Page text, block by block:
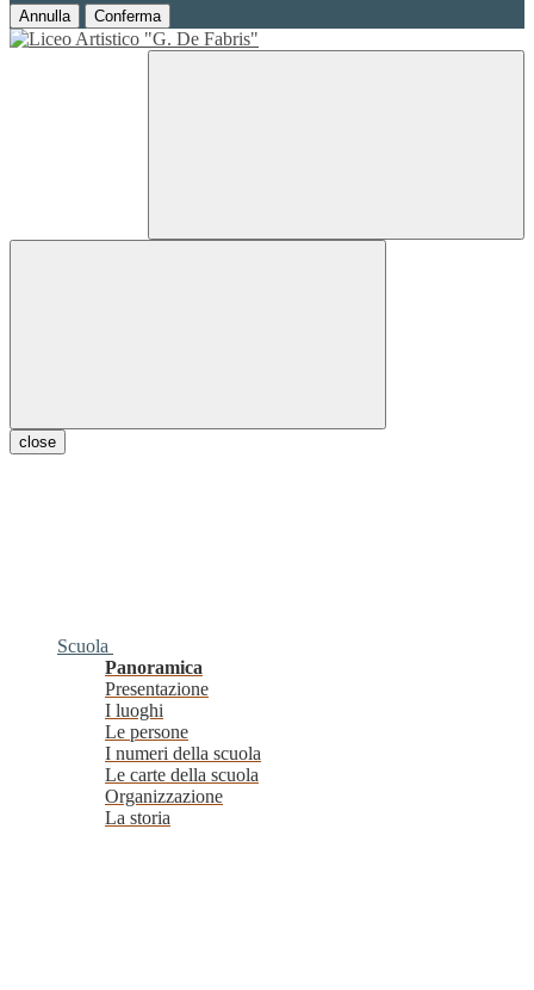
Annulla Conferma
close
Scuola
Panoramica
Presentazione
I luoghi
Le persone
I numeri della scuola
Le carte della scuola
Organizzazione
La storia